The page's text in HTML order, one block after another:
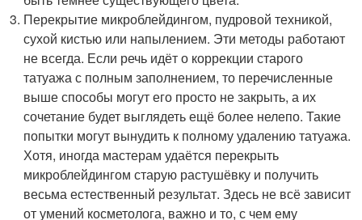
Перекрытие микроблейдингом, пудровой техникой,
сухой кистью или напылением. Эти методы работают
не всегда. Если речь идёт о коррекции старого
татуажа с полным заполнением, то перечисленные
выше способы могут его просто не закрыть, а их
сочетание будет выглядеть ещё более нелепо. Такие
попытки могут вынудить к полному удалению татуажа.
Хотя, иногда мастерам удаётся перекрыть
микроблейдингом старую растушёвку и получить
весьма естественный результат. Здесь не всё зависит
от умений косметолога, важно и то, с чем ему